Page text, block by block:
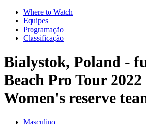
Where to Watch
Equipes
Programação
Classificação
Bialystok, Poland -
Beach Pro Tour 2022
Women's reserve
Masculino